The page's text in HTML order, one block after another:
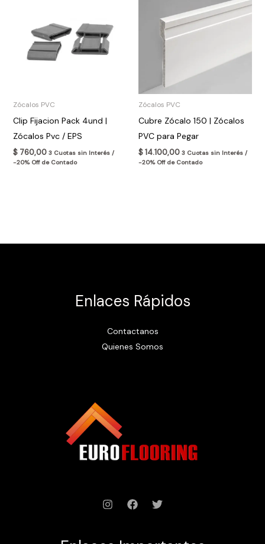
Zócalos PVC
Clip Fijacion Pack 4und |
Zócalos Pvc / EPS
$760,00 3 Cuotas sin Interés /
-20% Off de Contado
Zócalos PVC
Cubre Zócalo 150 | Zócalos
PVC para Pegar
$14.100,00 3 Cuotas sin Interés /
-20% Off de Contado
Enlaces Rápidos
Contactanos
Quienes Somos